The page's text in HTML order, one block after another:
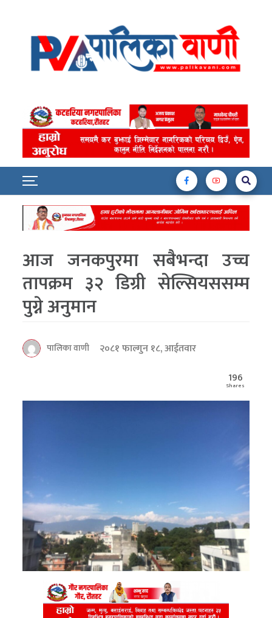
आज जनकपुरमा सबैभन्दा उच्च
तापक्रम ३२ डिग्री सेल्सियससम्म
पुग्ने अनुमान
पालिका वाणी
२०८१ फाल्गुन १८, आईतवार
196
Shares